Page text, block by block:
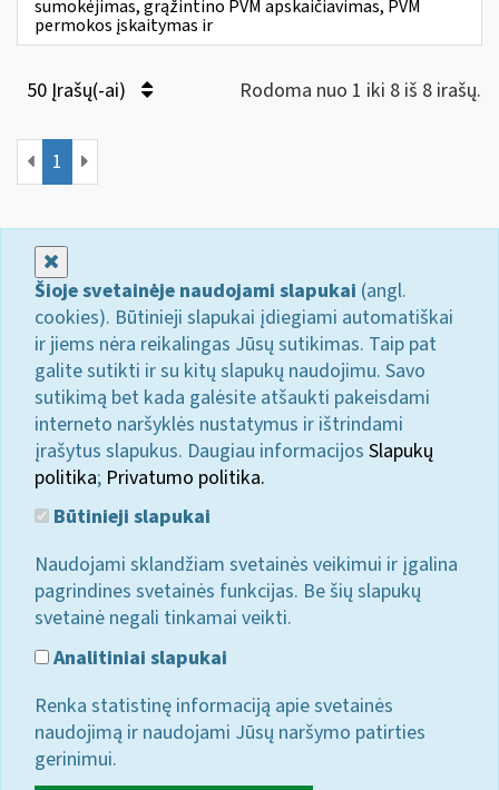
sumokėjimas, grąžintino PVM apskaičiavimas, PVM
permokos įskaitymas ir
50 Įrašų(-ai) Rodoma nuo 1 iki 8 iš 8 irašų.
1
Šioje svetainėje naudojami slapukai (angl.
cookies). Būtinieji slapukai įdiegiami automatiškai
ir jiems nėra reikalingas Jūsų sutikimas. Taip pat
galite sutikti ir su kitų slapukų naudojimu. Savo
sutikimą bet kada galėsite atšaukti pakeisdami
interneto naršyklės nustatymus ir ištrindami
įrašytus slapukus. Daugiau informacijos Slapukų
politika; Privatumo politika.
Būtinieji slapukai
Naudojami sklandžiam svetainės veikimui ir įgalina
pagrindines svetainės funkcijas. Be šių slapukų
svetainė negali tinkamai veikti.
Analitiniai slapukai
Renka statistinę informaciją apie svetainės
naudojimą ir naudojami Jūsų naršymo patirties
gerinimui.